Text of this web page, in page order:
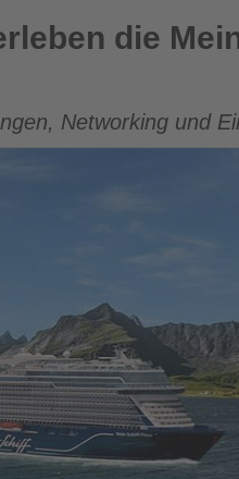
vor der offiziellen Taufe
die
Networking und